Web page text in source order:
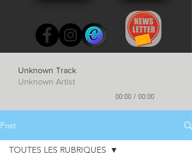
Unknown Track
Unknown Artist
00:00/ 00:00
Post
TOUTES LES RUBRIQUES